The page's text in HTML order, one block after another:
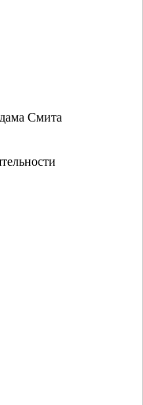
Смита